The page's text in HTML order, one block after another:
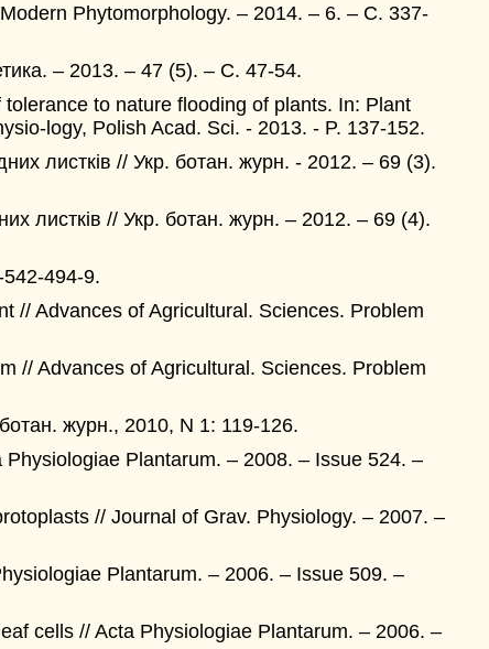
Phytomorphology. – 2014. – 6. – C. 337-
– 2013. – 47 (5). – С. 47-54.
to nature flooding of plants. In: Plant
logy, Polish Acad. Sci. - 2013. - P. 137-152.
листків // Укр. ботан. журн. - 2012. – 69 (3).
листків // Укр. ботан. журн. – 2012. – 69 (4).
494-9.
// Advances of Agricultural. Sciences. Problem
// Advances of Agricultural. Sciences. Problem
ботан. журн., 2010, N 1: 119-126.
Plantarum. – 2008. – Issue 524. –
// Journal of Grav. Physiology. – 2007. –
Plantarum. – 2006. – Issue 509. –
cells // Acta Physiologiae Plantarum. – 2006. –